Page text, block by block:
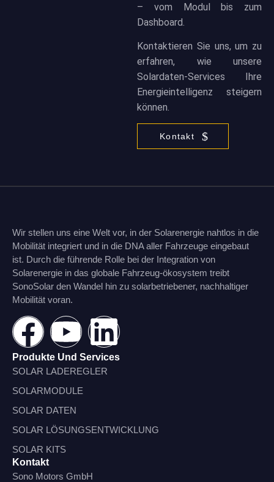
– vom Modul bis zum
Dashboard.
Kontaktieren Sie uns, um zu
erfahren, wie unsere
Solardaten-Services Ihre
Energieintelligenz steigern
können.
Kontakt
Wir stellen uns eine Welt vor, in der Solarenergie nahtlos in die
Mobilität integriert und in die DNA aller Fahrzeuge eingebaut
ist. Durch die führende Rolle bei der Integration von
Solarenergie in das globale Fahrzeug-ökosystem treibt
SonoSolar den Wandel hin zu solarbetriebener, nachhaltiger
Mobilität voran.
Produkte Und Services
SOLAR LADEREGLER
SOLARMODULE
SOLAR DATEN
SOLAR LÖSUNGSENTWICKLUNG
SOLAR KITS
Kontakt
Sono Motors GmbH